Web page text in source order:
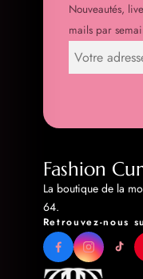
Nouveautés,
mails par
Fashion
La boutique de la
64.
Retrouvez-nous